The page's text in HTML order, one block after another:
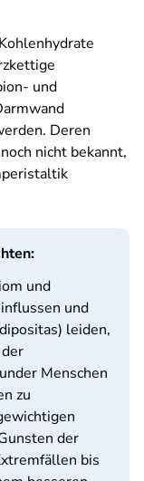
und
Deren
nicht bekannt,
und
und
leiden,
Menschen
zu
der
bis